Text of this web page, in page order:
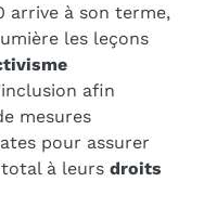
arrive à son terme,
les leçons
afin
mesures
pour assurer
à leurs droits